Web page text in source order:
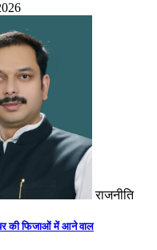
राजनीति
की फिजाओं में आने वाल